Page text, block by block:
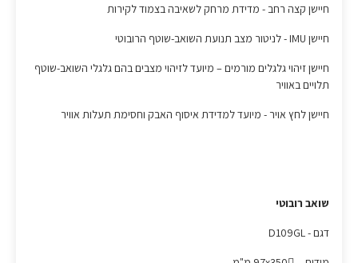
חיישן קצה רחב - מדידת מרחק לשאיבה בצמוד לקירות
חיישן IMU - לניטור מצב תנועת השואב-שוטף הרובוטי
חיישן זיהוי גלגלים מורמים – מיועד לזיהוי מצבים בהם גלגלי השואב-שוטף
תלויים באוויר
חיישן לחץ אויר - מיועד למדידת איסוף האבק וחסימת תעלות אוויר
שואב רובוטי
דגם - D109GL